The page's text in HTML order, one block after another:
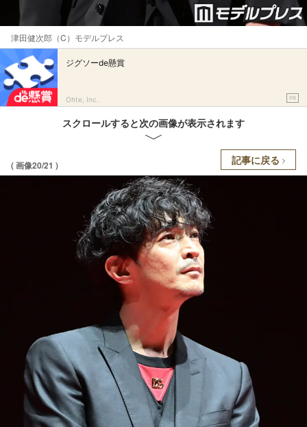
津田健次郎（C）モデルプレス
ジグソーde懸賞
Ohte, Inc. PR
スクロールすると次の画像が表示されます
( 画像20/21 ) 記事に戻る